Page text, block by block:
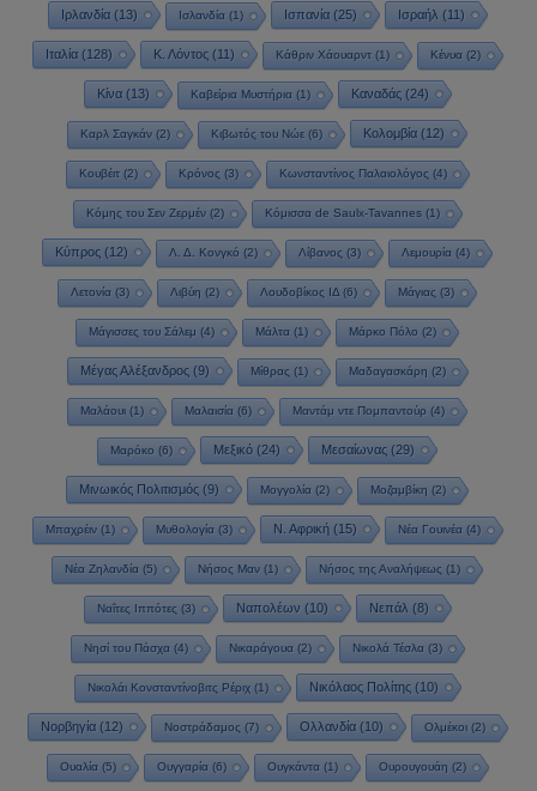
Ιρλανδία(13) Ισλανδία(1) Ισπανία(25) Ισραήλ (11)
Ιταλία(128) Κ. Λόντος(11) Κάθριν Χάουαρντ(1) Κένυα(2)
Κίνα(13) Καβείρια Μυστήρια(1) Καναδάς(24)
Καρλ Σαγκάν (2) Κιβωτός του Νώε (6) Κολομβία (12)
Κουβέιτ(2) Κρόνος (3) Κωνσταντίνος Παλαιολόγος (4)
Κόμης του Σεν Ζερμέν(2) Κόμισσα de Saulx-Tavannes(1)
Κύπρος (12) Λ. Δ. Κονγκό (2) Λίβανος (3) Λεμουρία (4)
Λετονία (3) Λιβύη (2) Λουδοβίκος ΙΔ(6) Μάγιας (3)
Μάγισσες του Σάλεμ (4) Μάλτα (1) Μάρκο Πόλο (2)
Μέγας Αλέξανδρος(9) Μίθρας (1) Μαδαγασκάρη (2)
Μαλάουι (1) Μαλαισία (6) Μαντάμ ντε Πομπαντούρ (4)
Μαρόκο (6) Μεξικό (24) Μεσαίωνας (29)
Μινωικός Πολιτισμός (9) Μογγολία (2) Μοζαμβίκη (2)
Μπαχρέιν(1) Μυθολογία(3) Ν. Αφρική(15) Νέα Γουινέα(4)
Νέα Ζηλανδία (5) Νήσος Μαν (1) Νήσος της Αναλήψεως (1)
Ναΐτες Ιππότες (3) Ναπολέων (10) Νεπάλ (8)
Νησί του Πάσχα(4) Νικαράγουα(2) Νικολά Τέσλα(3)
Νικολάι Κονσταντίνοβιτς Ρέριχ(1) Νικόλαος Πολίτης(10)
Νορβηγία(12) Νοστράδαμος (7) Ολλανδία(10) Ολμέκοι(2)
Ουαλία(5) Ουγγαρία(6) Ουγκάντα(1) Ουρουγουάη (2)